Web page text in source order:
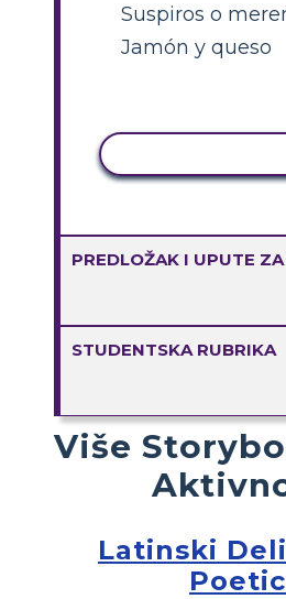
Suspiros o
Jamón y queso
PREDLOŽAK I UPUTE
STUDENTSKA RUBRIKA
Više
Latinski